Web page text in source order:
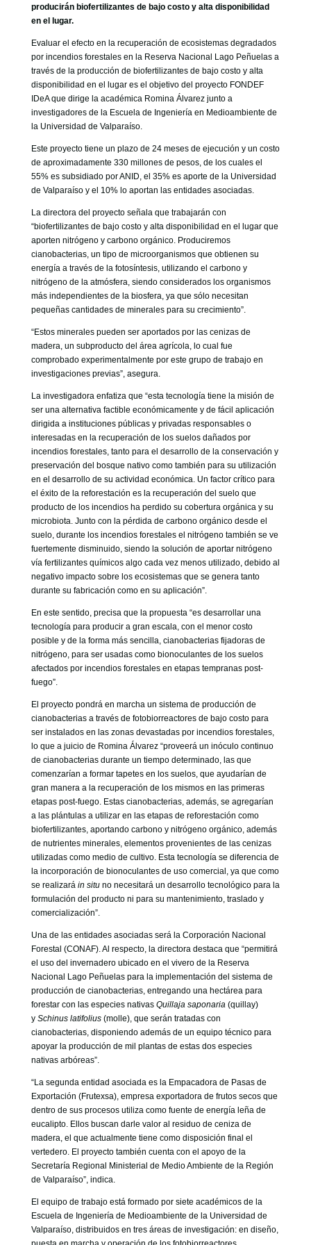
GOBIERNO CORPORATIVO
producirán biofertilizantes de bajo costo y alta disponibilidad
en el lugar.
Evaluar el efecto en la recuperación de ecosistemas degradados
por incendios forestales en la Reserva Nacional Lago Peñuelas a
través de la producción de biofertilizantes de bajo costo y alta
disponibilidad en el lugar es el objetivo del proyecto FONDEF
IDeA que dirige la académica Romina Álvarez junto a
investigadores de la Escuela de Ingeniería en Medioambiente de
la Universidad de Valparaíso.
Este proyecto tiene un plazo de 24 meses de ejecución y un costo
de aproximadamente 330 millones de pesos, de los cuales el
55% es subsidiado por ANID, el 35% es aporte de la Universidad
de Valparaíso y el 10% lo aportan las entidades asociadas.
La directora del proyecto señala que trabajarán con
“biofertilizantes de bajo costo y alta disponibilidad en el lugar que
aporten nitrógeno y carbono orgánico. Produciremos
cianobacterias, un tipo de microorganismos que obtienen su
energía a través de la fotosíntesis, utilizando el carbono y
nitrógeno de la atmósfera, siendo considerados los organismos
más independientes de la biosfera, ya que sólo necesitan
pequeñas cantidades de minerales para su crecimiento”.
“Estos minerales pueden ser aportados por las cenizas de
madera, un subproducto del área agrícola, lo cual fue
comprobado experimentalmente por este grupo de trabajo en
investigaciones previas”, asegura.
La investigadora enfatiza que “esta tecnología tiene la misión de
ser una alternativa factible económicamente y de fácil aplicación
dirigida a instituciones públicas y privadas responsables o
interesadas en la recuperación de los suelos dañados por
incendios forestales, tanto para el desarrollo de la conservación y
preservación del bosque nativo como también para su utilización
en el desarrollo de su actividad económica. Un factor crítico para
el éxito de la reforestación es la recuperación del suelo que
producto de los incendios ha perdido su cobertura orgánica y su
microbiota. Junto con la pérdida de carbono orgánico desde el
suelo, durante los incendios forestales el nitrógeno también se ve
fuertemente disminuido, siendo la solución de aportar nitrógeno
vía fertilizantes químicos algo cada vez menos utilizado, debido al
negativo impacto sobre los ecosistemas que se genera tanto
durante su fabricación como en su aplicación”.
En este sentido, precisa que la propuesta “es desarrollar una
tecnología para producir a gran escala, con el menor costo
posible y de la forma más sencilla, cianobacterias fijadoras de
nitrógeno, para ser usadas como bionoculantes de los suelos
afectados por incendios forestales en etapas tempranas post-
fuego”.
El proyecto pondrá en marcha un sistema de producción de
cianobacterias a través de fotobiorreactores de bajo costo para
ser instalados en las zonas devastadas por incendios forestales,
lo que a juicio de Romina Álvarez “proveerá un inóculo continuo
de cianobacterias durante un tiempo determinado, las que
comenzarían a formar tapetes en los suelos, que ayudarían de
gran manera a la recuperación de los mismos en las primeras
etapas post-fuego. Estas cianobacterias, además, se agregarían
a las plántulas a utilizar en las etapas de reforestación como
biofertilizantes, aportando carbono y nitrógeno orgánico, además
de nutrientes minerales, elementos provenientes de las cenizas
utilizadas como medio de cultivo. Esta tecnología se diferencia de
la incorporación de bionoculantes de uso comercial, ya que como
se realizará in situno necesitará un desarrollo tecnológico para la
formulación del producto ni para su mantenimiento, traslado y
comercialización”.
Una de las entidades asociadas será la Corporación Nacional
Forestal (CONAF). Al respecto, la directora destaca que “permitirá
el uso del invernadero ubicado en el vivero de la Reserva
Nacional Lago Peñuelas para la implementación del sistema de
producción de cianobacterias, entregando una hectárea para
forestar con las especies nativas Quillaja saponaria (quillay)
y Schinus latifolius (molle), que serán tratadas con
cianobacterias, disponiendo además de un equipo técnico para
apoyar la producción de mil plantas de estas dos especies
nativas arbóreas”.
“La segunda entidad asociada es la Empacadora de Pasas de
Exportación (Frutexsa), empresa exportadora de frutos secos que
dentro de sus procesos utiliza como fuente de energía leña de
eucalipto. Ellos buscan darle valor al residuo de ceniza de
madera, el que actualmente tiene como disposición final el
vertedero. El proyecto también cuenta con el apoyo de la
Secretaría Regional Ministerial de Medio Ambiente de la Región
de Valparaíso”, indica.
El equipo de trabajo está formado por siete académicos de la
Escuela de Ingeniería de Medioambiente de la Universidad de
Valparaíso, distribuidos en tres áreas de investigación: en diseño,